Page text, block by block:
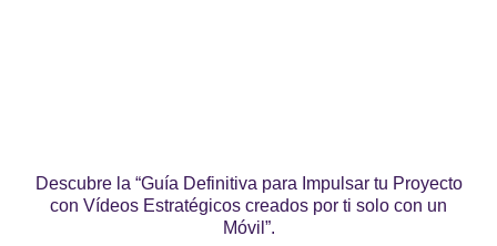
Descubre la “Guía Definitiva para Impulsar tu Proyecto
con Vídeos Estratégicos creados por ti solo con un
Móvil”.